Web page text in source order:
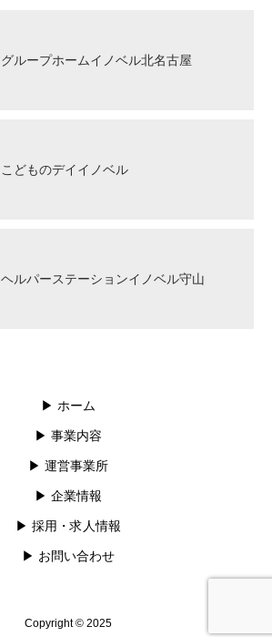
グループホームイノベル北名古屋
こどものデイイノベル
ヘルパーステーションイノベル守山
▶︎ ホーム
▶︎ 事業内容
▶︎ 運営事業所
▶︎ 企業情報
▶︎ 採用・求人情報
▶︎ お問い合わせ
Copyright © 2025